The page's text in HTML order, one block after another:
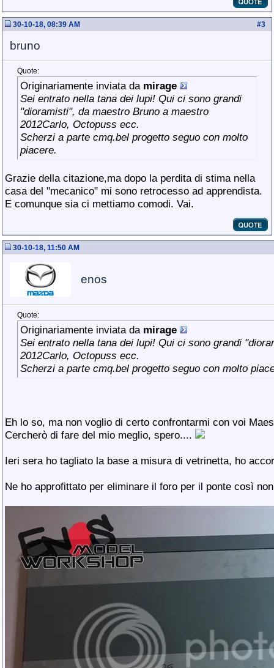
#3
30-10-18, 08:39 AM
bruno
Quote:
Originariamente inviata da mirage
Sei entrato nella tana dei lupi! Qui ci sono grandi
"dioramisti", da maestro Bruno a maestro
2012Carlo, Octopuss ecc.
Scherzi a parte cmq.bel progetto seguo con molto
piacere.
Grazie della citazione,ma dopo la perdita di stima nella
casa del "mecanico" mi sono retrocesso ad apprendista.
E comunque sia ci mettiamo comodi. Vai.
30-10-18, 11:50 AM
enos
Quote:
Originariamente inviata da mirage
Sei entrato nella tana dei lupi! Qui ci sono grandi
2012Carlo, Octopuss ecc.
Scherzi a parte cmq.bel progetto seguo con molto
Eh lo so, ma non voglio di certo confrontarmi con voi
Cercherò di fare del mio meglio, spero....
Ieri sera ho tagliato la base a misura di vetrinetta, ho
Ne ho approfittato per eliminare il foro per il ponte così